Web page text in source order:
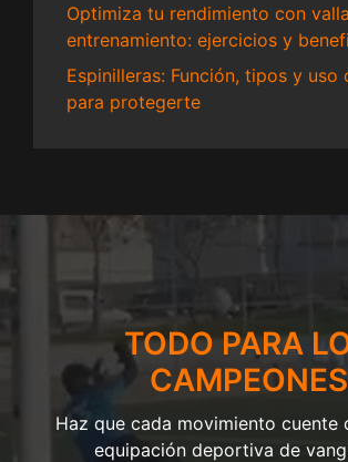
Optimiza tu rendimiento con
entrenamiento: ejercicios y
Espinilleras: Función, tipos y uso
para protegerte
TODO PARA
CAMPEONES
Haz que cada movimiento cuente
equipación deportiva de